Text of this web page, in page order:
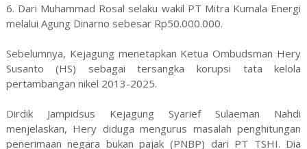
6. Dari Muhammad Rosal selaku wakil PT Mitra Kumala Energi
melalui Agung Dinarno sebesar Rp50.000.000.
Sebelumnya, Kejagung menetapkan Ketua Ombudsman Hery
Susanto (HS) sebagai tersangka korupsi tata kelola
pertambangan nikel 2013-2025.
Dirdik Jampidsus Kejagung Syarief Sulaeman Nahdi
menjelaskan, Hery diduga mengurus masalah penghitungan
penerimaan negara bukan pajak (PNBP) dari PT TSHI. Dia